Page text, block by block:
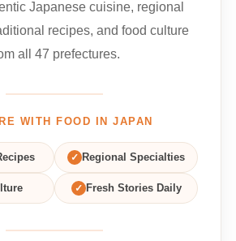
Japanese cuisine, regional
recipes, and food culture
all 47 prefectures.
WITH FOOD IN JAPAN
✓ Regional Specialties
✓ Fresh Stories Daily